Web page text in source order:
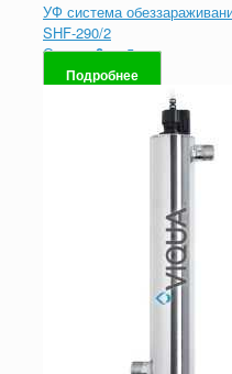
УФ система
SHF-290/2
Оценка0из 5
Подробнее